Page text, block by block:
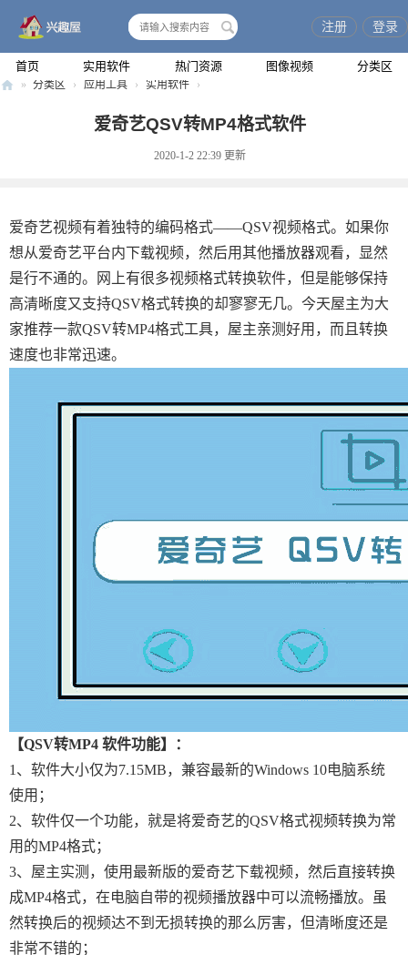
首页 实用软件 热门资源 图像视频 分类区
注册 登录
» 分类区 › 应用工具 › 实用软件 ›
爱奇艺QSV转MP4格式软件
2020-1-2 22:39 更新
爱奇艺视频有着独特的编码格式——QSV视频格式。如果你
想从爱奇艺平台内下载视频，然后用其他播放器观看，显然
是行不通的。网上有很多视频格式转换软件，但是能够保持
高清晰度又支持QSV格式转换的却寥寥无几。今天屋主为大
家推荐一款QSV转MP4格式工具，屋主亲测好用，而且转换
速度也非常迅速。
【QSV转MP4 软件功能】：
1、软件大小仅为7.15MB，兼容最新的Windows 10电脑系统
使用；
2、软件仅一个功能，就是将爱奇艺的QSV格式视频转换为常
用的MP4格式；
3、屋主实测，使用最新版的爱奇艺下载视频，然后直接转换
成MP4格式，在电脑自带的视频播放器中可以流畅播放。虽
然转换后的视频达不到无损转换的那么厉害，但清晰度还是
非常不错的；